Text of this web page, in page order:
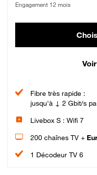
Engagement 12 mois
Fibre très rapide :
jusqu'à ↓ 2 Gbit/s
Livebox S : Wifi 7
200 chaînes TV +
1 Décodeur TV 6